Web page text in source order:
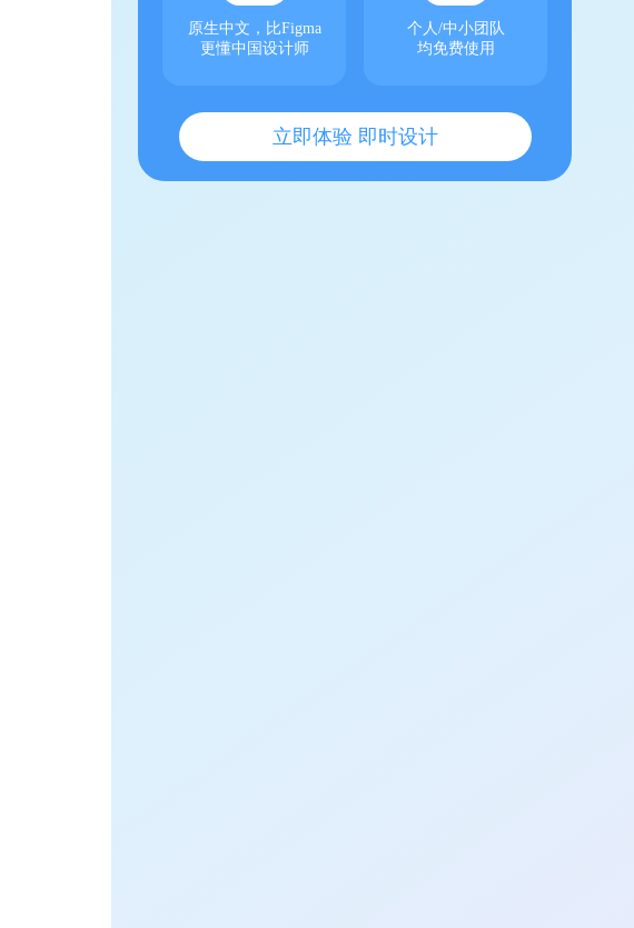
原生中文，比Figma
更懂中国设计师
个人/中小团队
均免费使用
立即体验 即时设计